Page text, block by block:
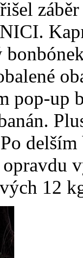
pop-up
12